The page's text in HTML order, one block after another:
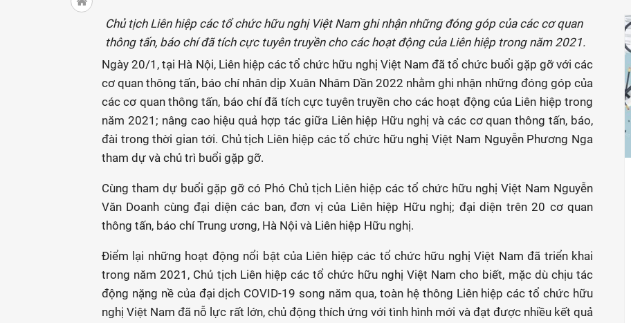
Chủ tịch Liên hiệp các tổ chức hữu nghị Việt Nam ghi nhận những đóng góp của các cơ quan
thông tấn, báo chí đã tích cực tuyên truyền cho các hoạt động của Liên hiệp trong năm 2021.
Ngày 20/1, tại Hà Nội, Liên hiệp các tổ chức hữu nghị Việt Nam đã tổ chức buổi gặp gỡ với các
cơ quan thông tấn, báo chí nhân dịp Xuân Nhâm Dần 2022 nhằm ghi nhận những đóng góp của
các cơ quan thông tấn, báo chí đã tích cực tuyên truyền cho các hoạt động của Liên hiệp trong
năm 2021; nâng cao hiệu quả hợp tác giữa Liên hiệp Hữu nghị và các cơ quan thông tấn, báo,
đài trong thời gian tới. Chủ tịch Liên hiệp các tổ chức hữu nghị Việt Nam Nguyễn Phương Nga
tham dự và chủ trì buổi gặp gỡ.
Cùng tham dự buổi gặp gỡ có Phó Chủ tịch Liên hiệp các tổ chức hữu nghị Việt Nam Nguyễn
Văn Doanh cùng đại diện các ban, đơn vị của Liên hiệp Hữu nghị; đại diện trên 20 cơ quan
thông tấn, báo chí Trung ương, Hà Nội và Liên hiệp Hữu nghị.
Điểm lại những hoạt động nổi bật của Liên hiệp các tổ chức hữu nghị Việt Nam đã triển khai
trong năm 2021, Chủ tịch Liên hiệp các tổ chức hữu nghị Việt Nam cho biết, mặc dù chịu tác
động nặng nề của đại dịch COVID-19 song năm qua, toàn hệ thông Liên hiệp các tổ chức hữu
nghị Việt Nam đã nỗ lực rất lớn, chủ động thích ứng với tình hình mới và đạt được nhiều kết quả